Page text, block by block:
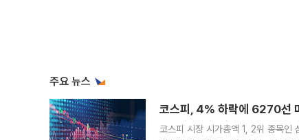
주요 뉴스
코스피, 4% 하락에 6270선
코스피 시장 시가총액 1, 2위 종목인